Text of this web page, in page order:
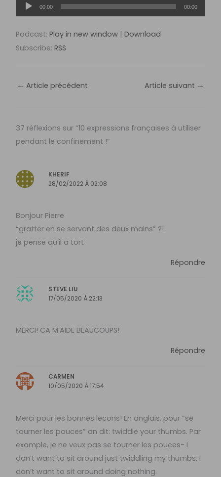
Lecteur
audio
00:00 00:00
Podcast:Play in new window |Download
Subscribe:RSS
← Article précédent Article suivant →
37 réflexions sur “10 expressions françaises à utiliser
pendant le confinement !”
KHERIF
28/02/2022 À 02:08
Bonjour Pierre
“gratter en se servant des deux mains” ?!
je pense qu’il a tort
Répondre
STEVE LIU
17/05/2020 À 22:13
MERCI! CA M’AIDE BEAUCOUPS!
Répondre
CARMEN
10/05/2020 À 17:54
Merci pour les bonnes lecons! En anglais, pour “se
tourner les pouces” on dit: twiddle your thumbs. Par
example, je ne veux pas se tourner les pouces- I
don’t want to sit around just twiddling my thumbs, I
don’t want to sit around doing nothing.